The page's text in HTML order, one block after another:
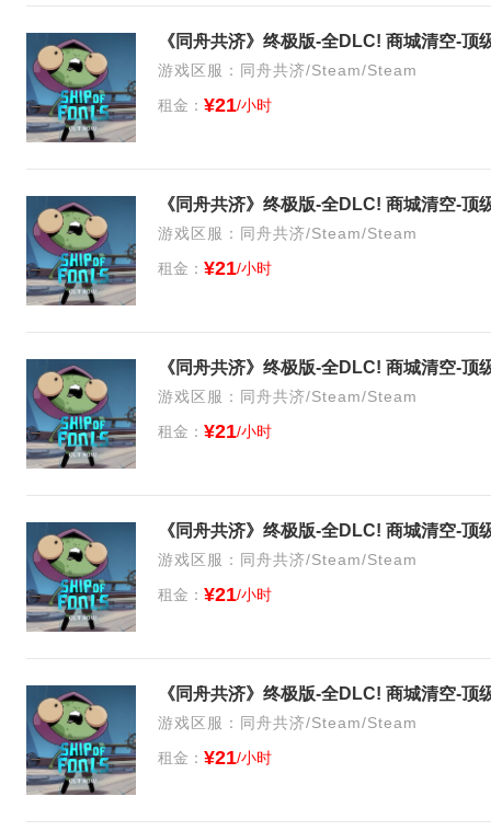
游戏区服：同舟共济/Steam/Steam
租金： ¥21/小时
游戏区服：同舟共济/Steam/Steam
租金： ¥21/小时
游戏区服：同舟共济/Steam/Steam
租金： ¥21/小时
游戏区服：同舟共济/Steam/Steam
租金： ¥21/小时
游戏区服：同舟共济/Steam/Steam
租金： ¥21/小时